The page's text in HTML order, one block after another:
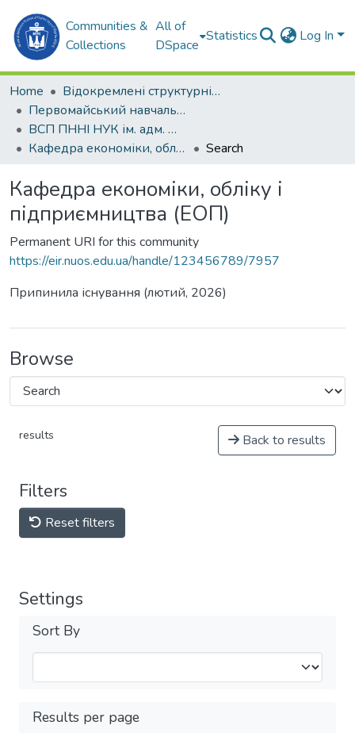
Communities &
Collections
All of
DSpace
Statistics Log In
Home
Відокремлені структурні підрозділи НУК ім. адм. Макарова
Первомайський навчально-науковий інститут НУК ім. адм. Макарова (ПННІ НУК)
ВСП ПННІ НУК ім. адм. Макарова
Кафедра економіки, обліку і підприємництва (ЕОП)
Search
Кафедра економіки, обліку і
підприємництва (ЕОП)
Permanent URI for this community
https://eir.nuos.edu.ua/handle/123456789/7957
Припинила існування (лютий, 2026)
Browse
results Back to results
Filters
Reset filters
Settings
Sort By
Results per page